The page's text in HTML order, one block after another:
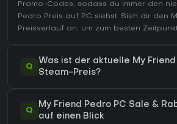
Promo-Codes, sodass du immer den
Pedro Preis auf PC siehst. Sieh dir den
Preisverlauf an, um zum besten
Q
Was ist der aktuelle My Friend
Steam-Preis?
Q
My Friend Pedro PC Sale &
auf einen Blick